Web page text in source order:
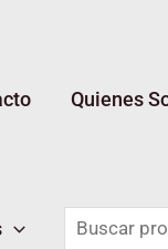
Quienes
Buscar